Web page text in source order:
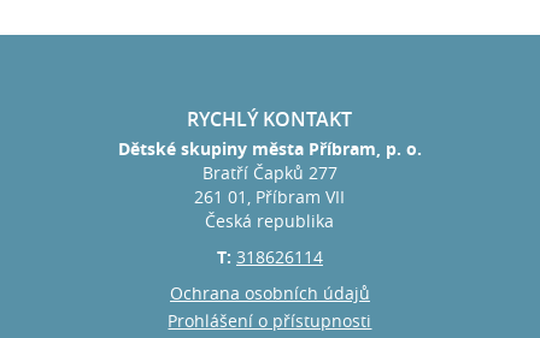
RYCHLÝ KONTAKT
Dětské skupiny města Příbram, p. o.
Bratří Čapků 277
261 01, Příbram VII
Česká republika
T: 318626114
Ochrana osobních údajů
Prohlášení o přístupnosti